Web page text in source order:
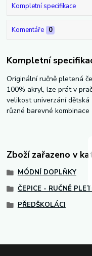
Kompletní specifikace
Komentáře 0
Kompletní
Originální ručně pletená
100% akryl, lze prát v
velikost univerzání
různé barevné kombinace
Zboží zařazeno v
MÓDNÍ DOPLŇKY
ČEPICE - RUČNĚ
PŘEDŠKOLÁCI